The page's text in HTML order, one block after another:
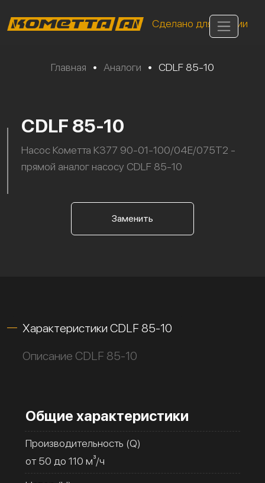
Сделано для России
Главная • Аналоги • CDLF 85-10
CDLF 85-10
Насос Кометта К377 90-01-100/04Е/075Т2 -
прямой аналог насосу CDLF 85-10
Заменить
Характеристики CDLF 85-10
Описание CDLF 85-10
Общие характеристики
Производительность (Q)
от 50 до 110 м³/ч